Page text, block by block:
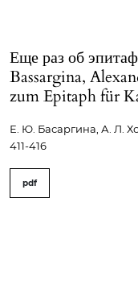
Еще раз об
Bassargina,
zum Epitaph für
Е. Ю. Басаргина, А. Л.
411-416
pdf